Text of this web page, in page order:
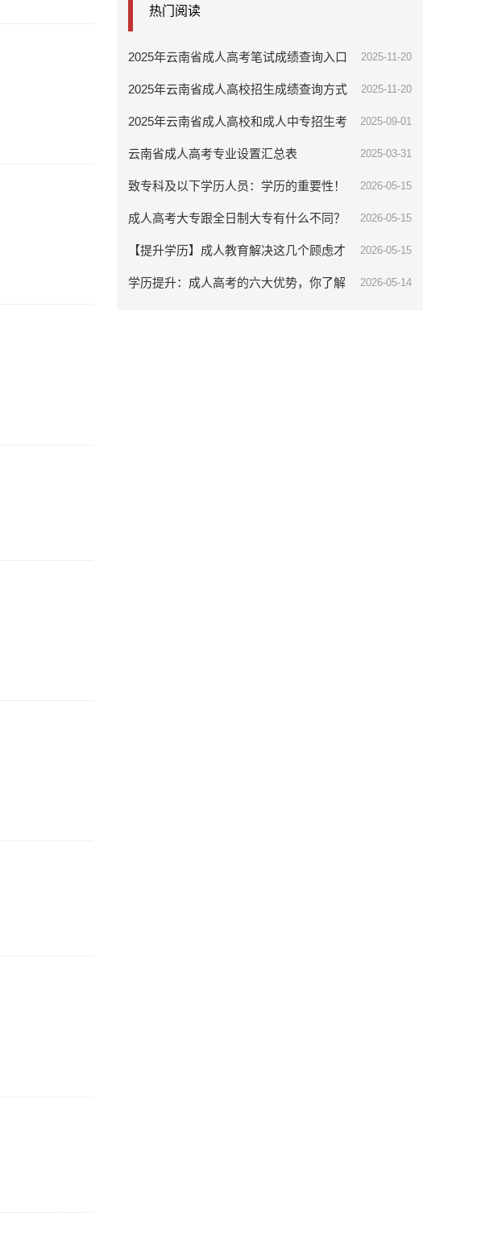
热门阅读
2025年云南省成人高考笔试成绩查询入口 2025-11-20
2025年云南省成人高校招生成绩查询方式
及最低录取控制分数线
2025-11-20
2025年云南省成人高校和成人中专招生考
试报名通告
2025-09-01
云南省成人高考专业设置汇总表 2025-03-31
致专科及以下学历人员：学历的重要性！ 2026-05-15
成人高考大专跟全日制大专有什么不同？ 2026-05-15
【提升学历】成人教育解决这几个顾虑才
能更好提升
2026-05-15
学历提升：成人高考的六大优势，你了解 2026-05-14